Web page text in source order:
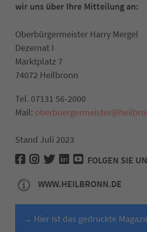
wir uns über Ihre Mitteilung an:
Oberbürgermeister Harry Mergel
Dezernat I
Marktplatz 7
74072 Heilbronn
Tel. 07131 56-2000
Mail:
Stand Juli 2023
FOLGEN SIE
WWW.HEILBRONN.DE
→ Hier ist das gedruckte